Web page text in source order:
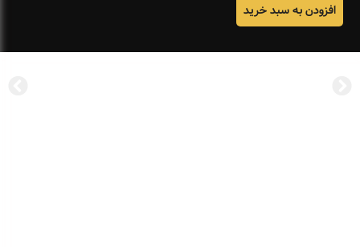
افزودن به سبد خرید